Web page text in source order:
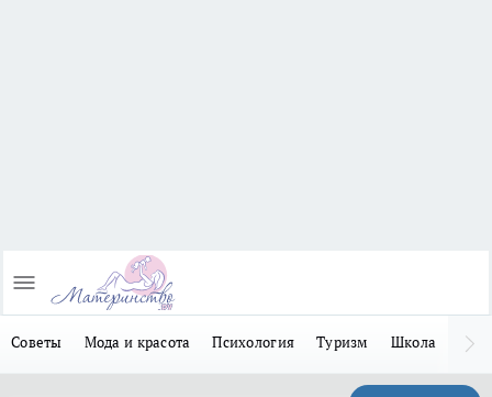
Советы Мода и красота Психология Туризм Школа